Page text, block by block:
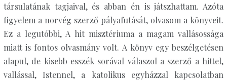
társulatának tagjaival, és abban én is játszhattam. Azóta
figyelem a norvég szerző pályafutását, olvasom a könyveit.
Ez a legutóbbi, A hit misztériuma a magam vallásossága
miatt is fontos olvasmány volt. A könyv egy beszélgetésen
alapul, de kisebb esszék sorával válaszol a szerző a hittel,
vallással, Istennel, a katolikus egyházzal kapcsolatban